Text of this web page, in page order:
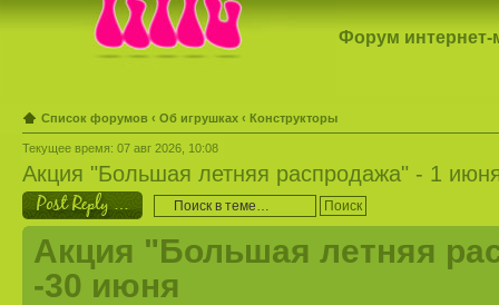
Форум интернет-
Список форумов ‹ Об игрушках ‹ Конструкторы
Текущее время: 07 авг 2026, 10:08
Акция "Большая летняя распродажа" - 1
Ответить
Акция "Большая летняя
-30 июня